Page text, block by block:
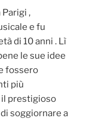
,
e fu
di 10 anni . Lì
le sue idee
fossero
più
prestigioso
soggiornare a